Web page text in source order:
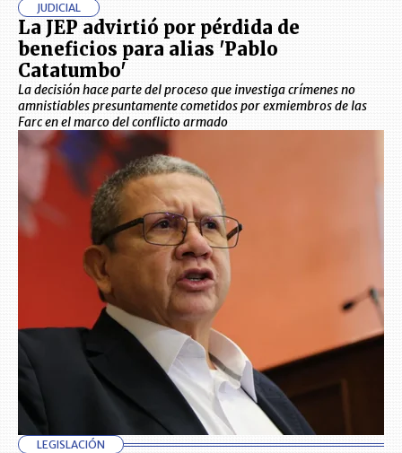
JUDICIAL
La JEP advirtió por pérdida de
beneficios para alias 'Pablo
Catatumbo'
La decisión hace parte del proceso que investiga crímenes no
amnistiables presuntamente cometidos por exmiembros de las
Farc en el marco del conflicto armado
LEGISLACIÓN